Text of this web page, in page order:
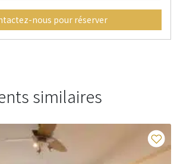
nous pour réserver
similaires